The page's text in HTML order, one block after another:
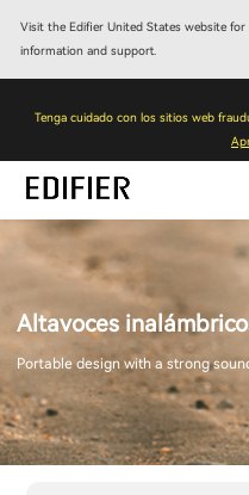
Visit the Edifier United States website
information and support.
Tenga cuidado con los sitios web
Altavoces
Portable design with a strong